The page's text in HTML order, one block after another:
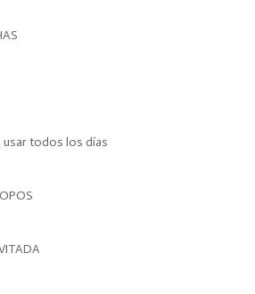
usar todos los días